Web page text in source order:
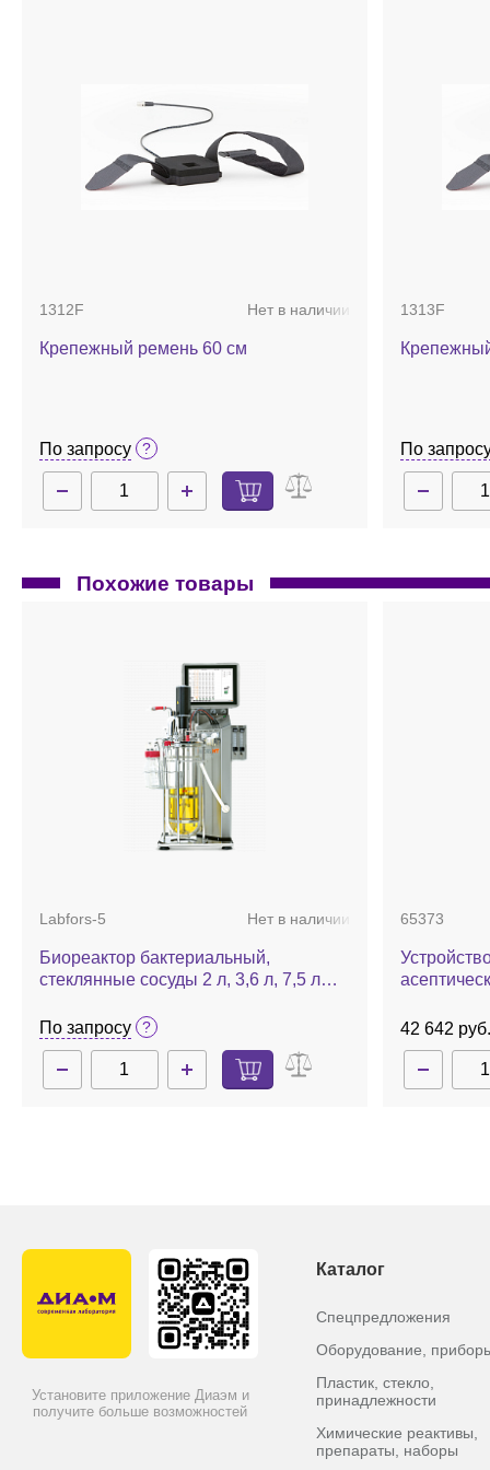
жесткий диск HDD; разрешение экрана 1920 x 1080.
1312F Нет в наличии
Крепежный ремень 60 см
По запросу
1313F
По
Похожие товары
Labfors-5 Нет в наличии
Биореактор бактериальный,
стеклянные сосуды 2 л, 3,6 л, 7,5 л
параметров, Labfors 5
По запросу
65373
42 642 руб.
Установите приложение Диаэм и
получите больше возможностей
Каталог
Спецпредложения
Оборудование,
Пластик, стекло,
принадлежности
Химические реактивы,
препараты, наборы